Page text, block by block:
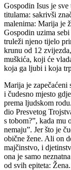
Gospodin Isus je
titulama: sakrivši
malenima: Marija je
Gospodin uzima
truleži njeno tijelo
krunu od 12
muškića, koji će
koja ga ljubi i koja
Marija je zapečaćeni
i čudesno mjesto
prema ljudskom
dio Presvetog
s tobom?”, kada mu
nemaju”. Jer što je
obične žene. Ali on
majčinstvo, i
ona je samo
od svih epiteta: Žena.